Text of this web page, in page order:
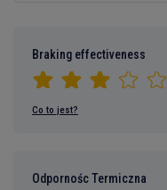
Braking effectiveness
Co to jest?
Odpornośc Termiczna